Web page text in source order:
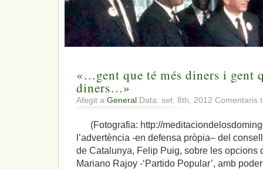
«…gent que té més diners i gent
diners…»
Afegit a General Data: set. 8th, 2012 Comentaris
(Fotografia: http://
l’advertència -en defensa pròpia– del
de Catalunya, Felip Puig, sobre les opcions
Mariano Rajoy -‘Partido Popular’, amb